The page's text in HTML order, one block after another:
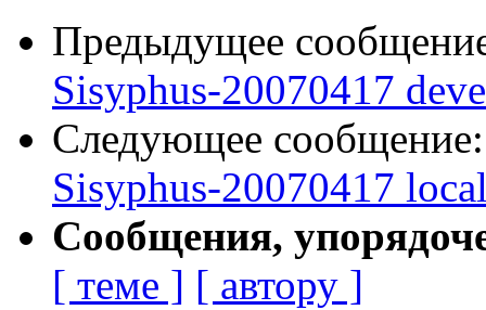
Предыдущее
Sisyphus-20070417
Следующее
Sisyphus-20070417
Сообщения,
[ теме ] [ автору ]